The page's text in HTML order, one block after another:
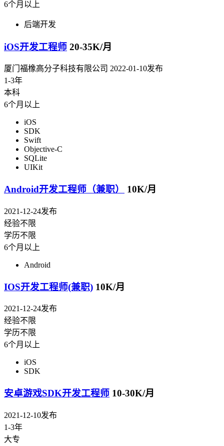
6个月以上
后端开发
iOS开发工程师 20-35K/月
厦门福橡高分子科技有限公司 2022-01-10发布
1-3年
本科
6个月以上
iOS
SDK
Swift
Objective-C
SQLite
UIKit
Android开发工程师（兼职） 10K/月
2021-12-24发布
经验不限
学历不限
6个月以上
Android
IOS开发工程师(兼职) 10K/月
2021-12-24发布
经验不限
学历不限
6个月以上
iOS
SDK
安卓游戏SDK开发工程师 10-30K/月
2021-12-10发布
1-3年
大专